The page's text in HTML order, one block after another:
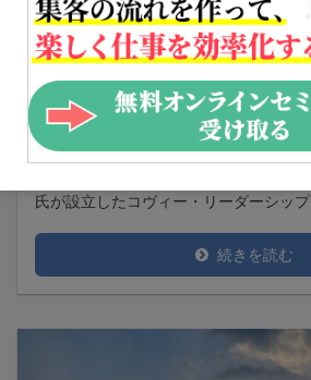
フランクリンコヴィーとは？ 『7
も解説
自己啓発 能登 丈暁
フランクリンコヴィーとは、累計発行
氏が設立したコヴィー・リーダーシップ
続きを読む